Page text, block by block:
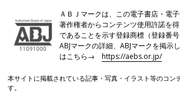
ＡＢＪマークは、この電子書店・電子
著作権者からコンテンツ使用許諾を
であることを示す登録商標（登録番
ABJマークの詳細、ABJマークを掲示
はこちら→https://aebs.or.jp/
本サイトに掲載されている記事・写真・イラスト等のコン
す。